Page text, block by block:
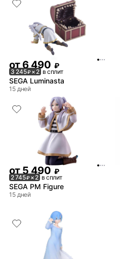
от6 490 ₽
3 245₽× 2 в сплит
SEGA Luminasta
15 дней
от 5 490 ₽
2 745₽× 2 в сплит
SEGA PM Figure
15 дней